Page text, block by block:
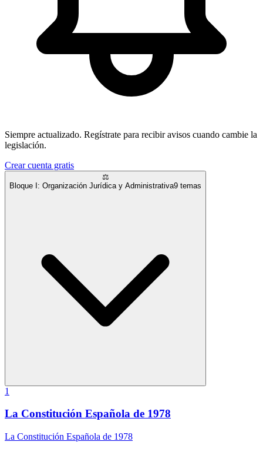
Siempre actualizado. Regístrate para recibir avisos cuando cambie la
legislación.
Crear cuenta gratis
⚖️
Bloque I: Organización Jurídica y Administrativa9 temas
1
La Constitución Española de 1978
La Constitución Española de 1978